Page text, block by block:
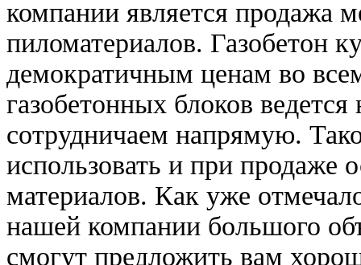
компании является продажа
пиломатериалов. Газобетон
демократичным ценам во
газобетонных блоков
сотрудничаем напрямую.
использовать и при продаже
материалов. Как уже
нашей компании большого
смогут предложить вам